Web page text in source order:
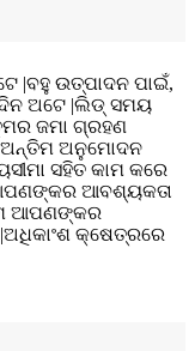
|ବହୁ ଉତ୍ପାଦନ ପାଇଁ,
ଦିନ ଅଟେ |ଲିଡ୍ ସମୟ
ଜମା ଗ୍ରହଣ
ଅନ୍ତିମ ଅନୁମୋଦନ
ସହିତ କାମ କରେ
ଆବଶ୍ୟକତା
ଆପଣଙ୍କର
କ୍ଷେତ୍ରରେ